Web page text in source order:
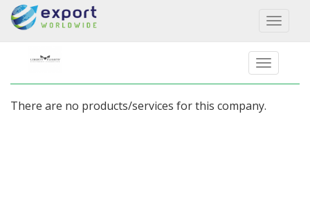
Toggle
There are no products/services for this company.